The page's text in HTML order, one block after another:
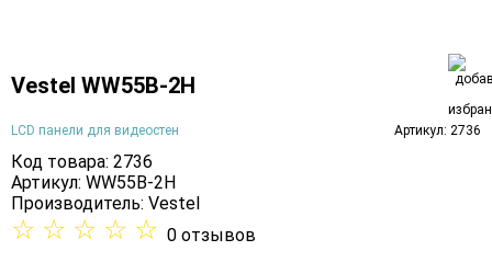
Vestel WW55B-2H
LCD панели для видеостен Артикул: 2736
Код товара: 2736
Артикул: WW55B-2H
Производитель: Vestel
☆ ☆ ☆ ☆ ☆ 0 отзывов